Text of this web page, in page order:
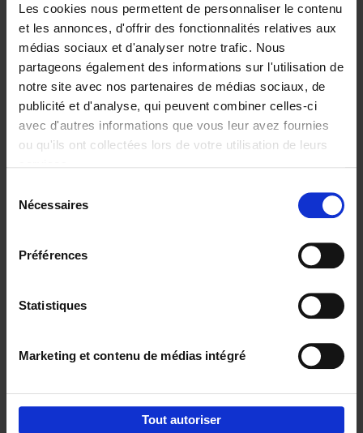
Les cookies nous permettent de personnaliser le contenu
et les annonces, d'offrir des fonctionnalités relatives aux
médias sociaux et d'analyser notre trafic. Nous
partageons également des informations sur l'utilisation de
notre site avec nos partenaires de médias sociaux, de
publicité et d'analyse, qui peuvent combiner celles-ci
avec d'autres informations que vous leur avez fournies
ou qu'ils ont collectées lors de votre utilisation de leurs
Nécessaires
Préférences
Statistiques
Marketing et contenu de médias intégré
Tout autoriser
Building Bonds = Building
Business
Jochen Roef Jozefien De Feyter
Carolien Boom
Couverture souple
2025 200
€29,99
Digital marketing like a PRO -
completely revised edition (EN)